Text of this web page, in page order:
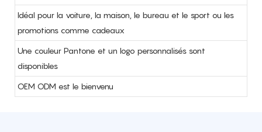
Idéal pour la voiture, la maison, le bureau et le sport ou les
promotions comme cadeaux
Une couleur Pantone et un logo personnalisés sont
disponibles
OEM ODM est le bienvenu